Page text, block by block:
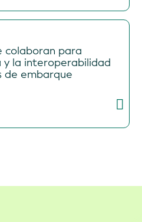
colaboran para
la interoperabilidad
de embarque